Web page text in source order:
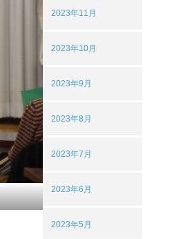
2023年11月
2023年10月
2023年9月
2023年8月
2023年7月
2023年6月
2023年5月